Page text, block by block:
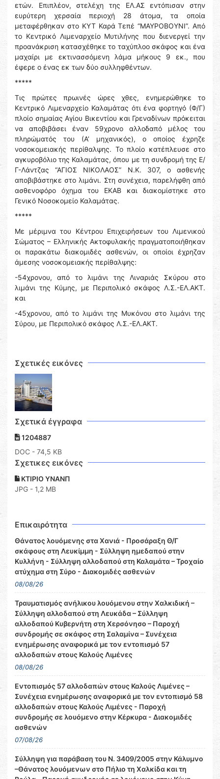
ετών. Επιπλέον, στελέχη της ΕΛ.ΑΣ εντόπισαν στην
ευρύτερη χερσαία περιοχή 28 άτομα, τα οποία
μεταφέρθηκαν στο ΚΥΤ Καρά Τεπέ “ΜΑΥΡΟΒΟΥΝΙ”. Από
το Κεντρικό Λιμεναρχείο Μυτιλήνης που διενεργεί την
προανάκριση κατασχέθηκε το ταχύπλοο σκάφος και ένα
μαχαίρι με εκτινασσόμενη λάμα μήκους 9 εκ., που
έφερε ο ένας εκ των δύο συλληφθέντων.
*****
Τις πρώτες πρωινές ώρες χθες, ενημερώθηκε το
Κεντρικό Λιμεναρχείο Καλαμάτας ότι ένα φορτηγό (Φ/Γ)
πλοίο σημαίας Αγίου Βικεντίου και Γρεναδίνων πρόκειται
να αποβιβάσει έναν 59χρονο αλλοδαπό μέλος του
πληρώματός του (Α’ μηχανικός), ο οποίος έχρηζε
νοσοκομειακής περίθαλψης. Το πλοίο κατέπλευσε στο
αγκυροβόλιο της Καλαμάτας, όπου με τη συνδρομή της Ε/
Γ-Λάντζας “ΑΓΙΟΣ ΝΙΚΟΛΑΟΣ” Ν.Κ. 307, ο ασθενής
αποβιβάστηκε στο λιμάνι. Στη συνέχεια, παρελήφθη από
ασθενοφόρο όχημα του ΕΚΑΒ και διακομίστηκε στο
Γενικό Νοσοκομείο Καλαμάτας.
*****
Με μέριμνα του Κέντρου Επιχειρήσεων του Λιμενικού
Σώματος – Ελληνικής Ακτοφυλακής πραγματοποιήθηκαν
οι παρακάτω διακομιδές ασθενών, οι οποίοι έχρηζαν
άμεσης νοσοκομειακής περίθαλψης:
-54χρονου, από το λιμάνι της Λιναριάς Σκύρου στο
λιμάνι της Κύμης, με Περιπολικό σκάφος Λ.Σ.-ΕΛ.ΑΚΤ.
και
-45χρονου, από το λιμάνι της Μυκόνου στο λιμάνι της
Σύρου, με Περιπολικό σκάφος Λ.Σ.-ΕΛ.ΑΚΤ.
Σχετικές εικόνες
Σχετικά έγγραφα
1204887
DOC - 74,5 KB
Σχετικες εικόνες
ΚΤΙΡΙΟ ΥΝΑΝΠ
JPG - 1,2 MB
Επικαιρότητα
Θάνατος λουόμενης στα Χανιά - Προσάραξη Θ/Γ
σκάφους στη Λευκίμμη - Σύλληψη ημεδαπού στην
Κυλλήνη - Σύλληψη αλλοδαπού στη Καλαμάτα – Τροχαίο
ατύχημα στη Σύρο - Διακομιδές ασθενών
08/08/26
Τραυματισμός ανήλικου λουόμενου στην Χαλκιδική –
Σύλληψη αλλοδαπού στη Λευκάδα – Σύλληψη
αλλοδαπού Κυβερνήτη στη Χερσόνησο – Παροχή
συνδρομής σε σκάφος στη Σαλαμίνα – Συνέχεια
ενημέρωσης αναφορικά με τον εντοπισμό 57
αλλοδαπών στους Καλούς Λιμένες
08/08/26
Εντοπισμός 57 αλλοδαπών στους Καλούς Λιμένες –
Συνέχεια ενημέρωσης αναφορικά με τον εντοπισμό 58
αλλοδαπών στους Καλούς Λιμένες - Παροχή
συνδρομής σε λουόμενο στην Κέρκυρα - Διακομιδές
ασθενών
07/08/26
Σύλληψη για παράβαση του Ν. 3409/2005 στην Κάλυμνο
–Θάνατος λουόμενων στο Πήλιο τη Χαλκίδα και τη